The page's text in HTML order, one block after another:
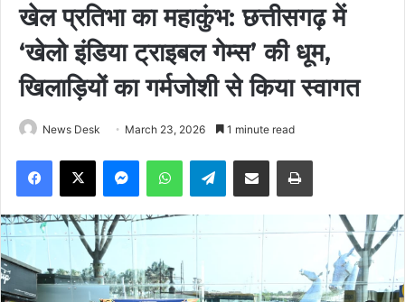
खेल प्रतिभा का महाकुंभ: छत्तीसगढ़ में
‘खेलो इंडिया ट्राइबल गेम्स’ की धूम,
खिलाड़ियों का गर्मजोशी से किया स्वागत
News Desk March 23, 2026 1 minute read
Facebook
X MessengerWhatsAppTelegramShare via Email Print